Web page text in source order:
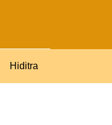
Hiditra